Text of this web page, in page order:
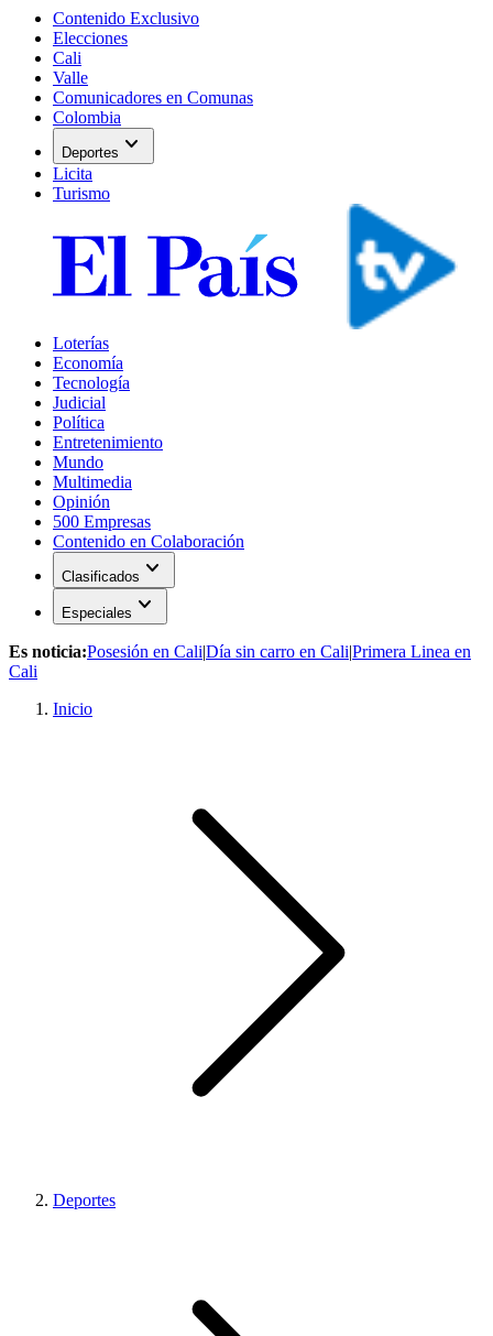
Contenido Exclusivo
Elecciones
Cali
Valle
Comunicadores en Comunas
Colombia
Deportes expand_more
Licita
Turismo
Loterías
Economía
Tecnología
Judicial
Política
Entretenimiento
Mundo
Multimedia
Opinión
500 Empresas
Contenido en Colaboración
Clasificados expand_more
Especiales expand_more
Es noticia:Posesión en Cali|Día sin carro en Cali|Primera Linea en
Cali
Inicio
Deportes